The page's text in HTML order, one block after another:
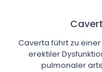
Caverta führt zu
erektiler
pulmonaler